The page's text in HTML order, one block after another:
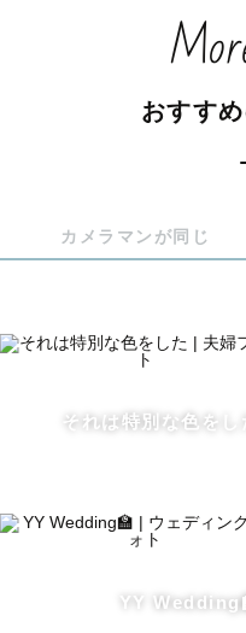
- 最近にじさんじに激ハ
- ⭐️  撮影後レビュー平均
マン
- 🍼 LOVEGRAPH ナチ
-  🎓 写真教室
- 🖼️ 2024年7月 U25写真
おすす
カメラマンが同じ
それは特別な色をし
YY